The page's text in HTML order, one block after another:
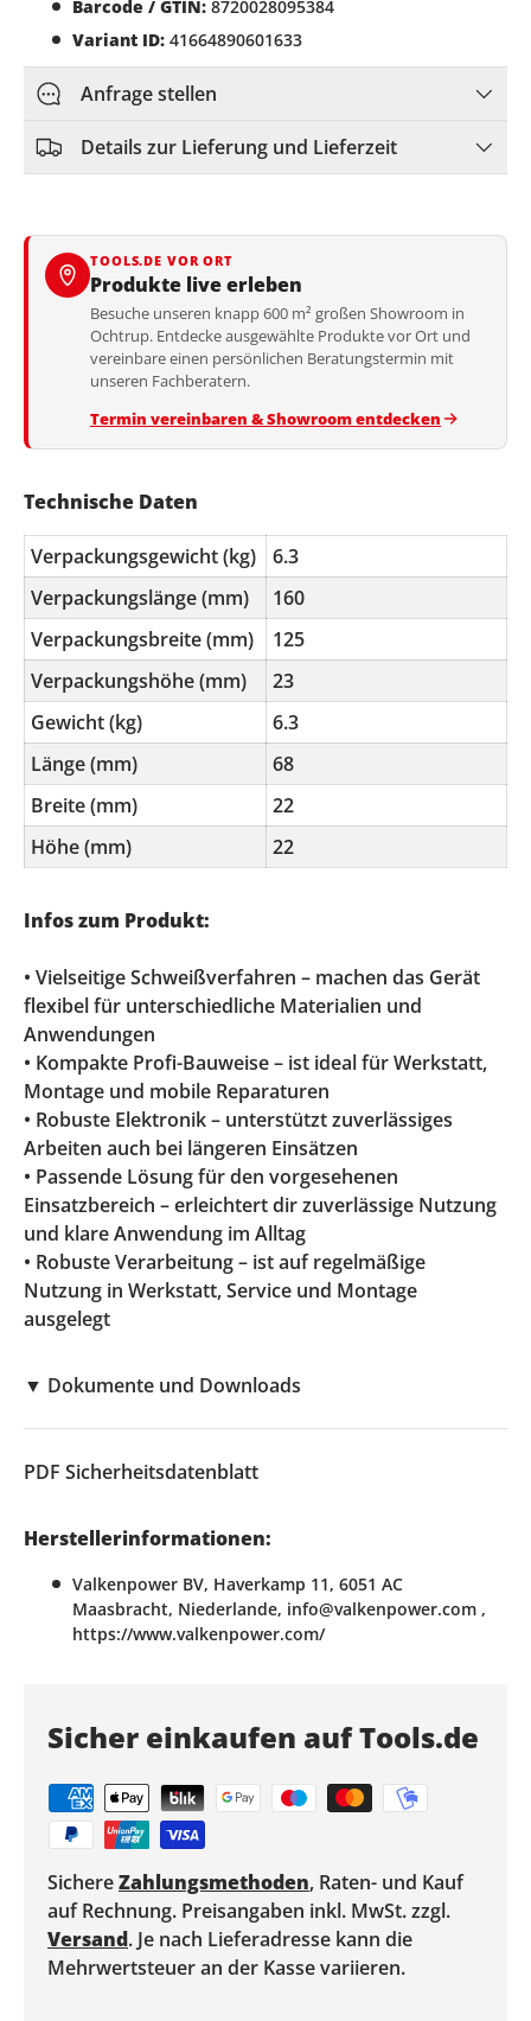
Barcode / GTIN: 8720028095384
Variant ID: 41664890601633
Anfrage stellen
Details zur Lieferung und Lieferzeit
TOOLS.DE VOR ORT
Produkte live erleben
Besuche unseren knapp 600 m² großen Showroom in
Ochtrup. Entdecke ausgewählte Produkte vor Ort und
vereinbare einen persönlichen Beratungstermin mit
unseren Fachberatern.
Termin vereinbaren & Showroom entdecken
Technische Daten
Verpackungsgewicht (kg)
6.3
Verpackungslänge (mm)
160
Verpackungsbreite (mm)
125
Verpackungshöhe (mm)
23
Gewicht (kg)
6.3
Länge (mm)
68
Breite (mm)
22
Höhe (mm)
22
Infos zum Produkt:
• Vielseitige Schweißverfahren – machen das Gerät
flexibel für unterschiedliche Materialien und
Anwendungen
• Kompakte Profi-Bauweise – ist ideal für Werkstatt,
Montage und mobile Reparaturen
• Robuste Elektronik – unterstützt zuverlässiges
Arbeiten auch bei längeren Einsätzen
• Passende Lösung für den vorgesehenen
Einsatzbereich – erleichtert dir zuverlässige Nutzung
und klare Anwendung im Alltag
• Robuste Verarbeitung – ist auf regelmäßige
Nutzung in Werkstatt, Service und Montage
ausgelegt
▼ Dokumente und Downloads
PDF Sicherheitsdatenblatt
Herstellerinformationen:
Valkenpower BV, Haverkamp 11, 6051 AC
Maasbracht, Niederlande, info@valkenpower.com ,
https://www.valkenpower.com/
Sicher einkaufen auf Tools.de
SichereZahlungsmethoden, Raten- und Kauf
auf Rechnung. Preisangaben inkl. MwSt. zzgl.
Versand. Je nach Lieferadresse kann die
Mehrwertsteuer an der Kasse variieren.